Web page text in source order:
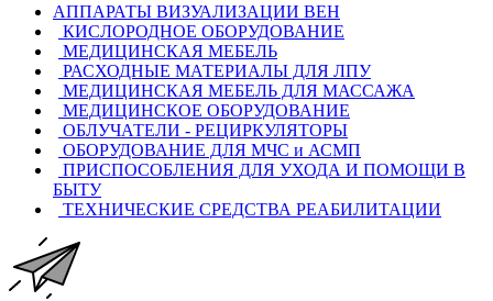
АППАРАТЫ ВИЗУАЛИЗАЦИИ ВЕН
КИСЛОРОДНОЕ ОБОРУДОВАНИЕ
МЕДИЦИНСКАЯ МЕБЕЛЬ
РАСХОДНЫЕ МАТЕРИАЛЫ ДЛЯ ЛПУ
МЕДИЦИНСКАЯ МЕБЕЛЬ ДЛЯ МАССАЖА
МЕДИЦИНСКОЕ ОБОРУДОВАНИЕ
ОБЛУЧАТЕЛИ - РЕЦИРКУЛЯТОРЫ
ОБОРУДОВАНИЕ ДЛЯ МЧС и АСМП
ПРИСПОСОБЛЕНИЯ ДЛЯ УХОДА И ПОМОЩИ В
БЫТУ
ТЕХНИЧЕСКИЕ СРЕДСТВА РЕАБИЛИТАЦИИ